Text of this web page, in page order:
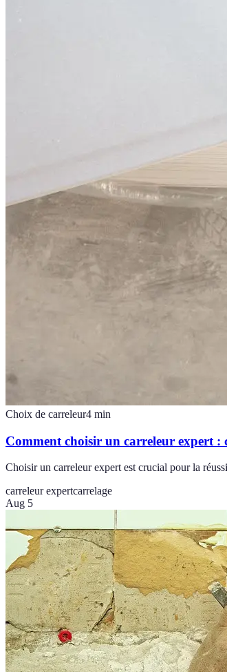
Choix de carreleur4 min
Comment choisir un carreleur expert :
Choisir un carreleur expert est crucial pour la
carreleur expertcarrelage
Aug 5